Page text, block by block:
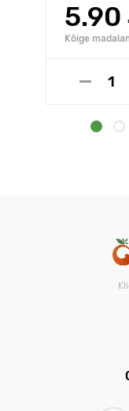
5.90
Kõige